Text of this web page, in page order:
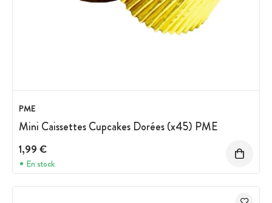
PME
Mini Caissettes Cupcakes Dorées (x45) PME
1,99 €
En stock